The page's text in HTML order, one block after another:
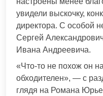
увидели выскочку,
директора. С особой
Сергей
Ивана Андреевича.
«Что-то не похож он
обходителен», — с
глядя на Романа